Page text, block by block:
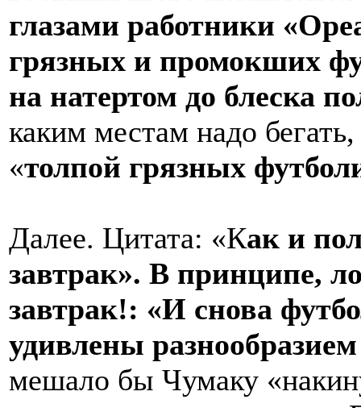
глазами работники
грязных и промокших
на натертом до блеска
каким местам надо
«толпой грязных
Далее. Цитата: «Как и
завтрак». В принципе,
завтрак!: «И снова
удивлены
мешало бы Чумаку